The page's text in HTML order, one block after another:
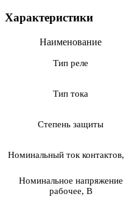
Характеристики
Наименование
Тип реле
Тип тока
Степень защиты
Номинальный ток
Номинальное напряжение
рабочее, В